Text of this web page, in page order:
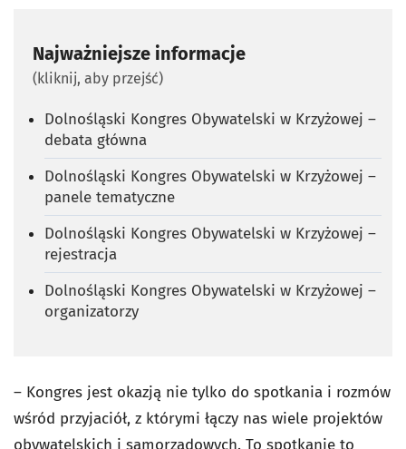
Najważniejsze informacje
(kliknij, aby przejść)
Dolnośląski Kongres Obywatelski w Krzyżowej –
debata główna
Dolnośląski Kongres Obywatelski w Krzyżowej –
panele tematyczne
Dolnośląski Kongres Obywatelski w Krzyżowej –
rejestracja
Dolnośląski Kongres Obywatelski w Krzyżowej –
organizatorzy
– Kongres jest okazją nie tylko do spotkania i rozmów
wśród przyjaciół, z którymi łączy nas wiele projektów
obywatelskich i samorządowych. To spotkanie to